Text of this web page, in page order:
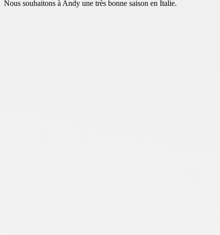
Nous souhaitons à Andy une très bonne saison en Italie.